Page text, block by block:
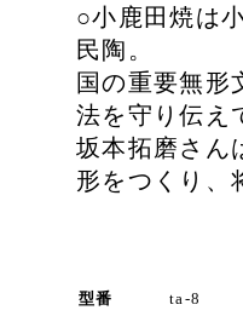
○小鹿田焼は
民陶。
国の重要無形
法を守り伝え
坂本拓磨さん
形をつくり、
型番 ta-8